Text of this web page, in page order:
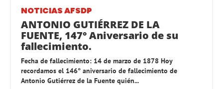
NOTICIAS AFSDP
ANTONIO GUTIÉRREZ DE LA
FUENTE, 147° Aniversario de su
fallecimiento.
Fecha de fallecimiento: 14 de marzo de 1878 Hoy
recordamos el 146° aniversario de fallecimiento de
Antonio Gutiérrez de la Fuente quién...